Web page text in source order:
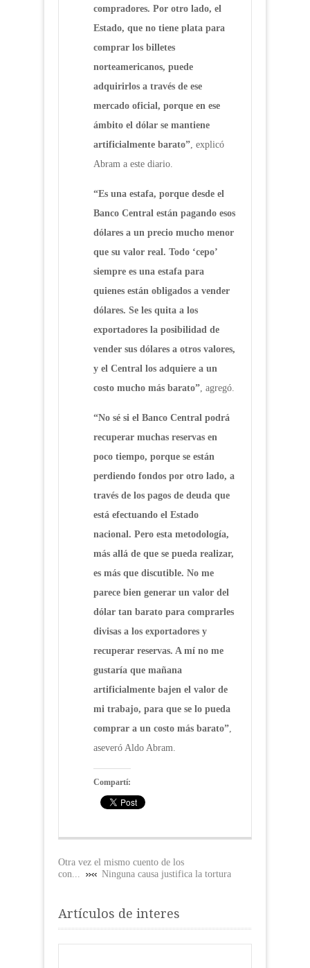
compradores. Por otro lado, el
Estado, que no tiene plata para
comprar los billetes
norteamericanos, puede
adquirirlos a través de ese
mercado oficial, porque en ese
ámbito el dólar se mantiene
artificialmente barato”, explicó
Abram a este diario.
“Es una estafa, porque desde el
Banco Central están pagando esos
dólares a un precio mucho menor
que su valor real. Todo ‘cepo’
siempre es una estafa para
quienes están obligados a vender
dólares. Se les quita a los
exportadores la posibilidad de
vender sus dólares a otros valores,
y el Central los adquiere a un
costo mucho más barato”, agregó.
“No sé si el Banco Central podrá
recuperar muchas reservas en
poco tiempo, porque se están
perdiendo fondos por otro lado, a
través de los pagos de deuda que
está efectuando el Estado
nacional. Pero esta metodología,
más allá de que se pueda realizar,
es más que discutible. No me
parece bien generar un valor del
dólar tan barato para comprarles
divisas a los exportadores y
recuperar reservas. A mí no me
gustaría que mañana
artificialmente bajen el valor de
mi trabajo, para que se lo pueda
comprar a un costo más barato”,
aseveró Aldo Abram.
Compartí:
Otra vez el mismo cuento de los
con...
Ninguna causa justifica la tortura
Artículos de interes